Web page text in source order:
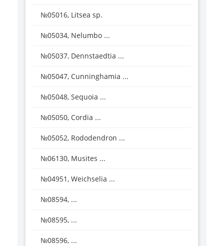
№05016, Litsea sp.
№05034, Nelumbo ...
№05037, Dennstaedtia ...
№05047, Cunninghamia ...
№05048, Sequoia ...
№05050, Cordia ...
№05052, Rododendron ...
№06130, Musites ...
№04951, Weichselia ...
№08594, ...
№08595, ...
№08596, ...